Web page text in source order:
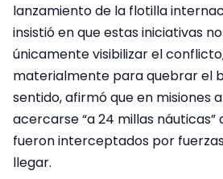
lanzamiento de la flotilla
insistió en que estas iniciativas
únicamente visibilizar el
materialmente para quebrar el
sentido, afirmó que en misiones
acercarse “a 24 millas náuticas”
fueron interceptados por
llegar.